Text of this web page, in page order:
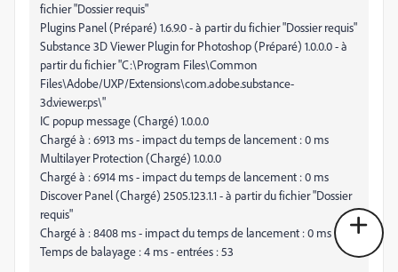
fichier "Dossier requis"
Plugins Panel (Préparé) 1.6.9.0 - à partir du fichier "Dossier requis"
Substance 3D Viewer Plugin for Photoshop (Préparé) 1.0.0.0 - à
partir du fichier "C:\Program Files\Common
Files\Adobe/UXP/Extensions\com.adobe.substance-
3d.viewer.ps\"
IC popup message (Chargé) 1.0.0.0
Chargé à : 6913 ms - impact du temps de lancement : 0 ms
Multilayer Protection (Chargé) 1.0.0.0
Chargé à : 6914 ms - impact du temps de lancement : 0 ms
Discover Panel (Chargé) 2505.123.1.1 - à partir du fichier "Dossier
requis"
Chargé à : 8408 ms - impact du temps de lancement : 0 ms
Temps de balayage : 4 ms - entrées : 53